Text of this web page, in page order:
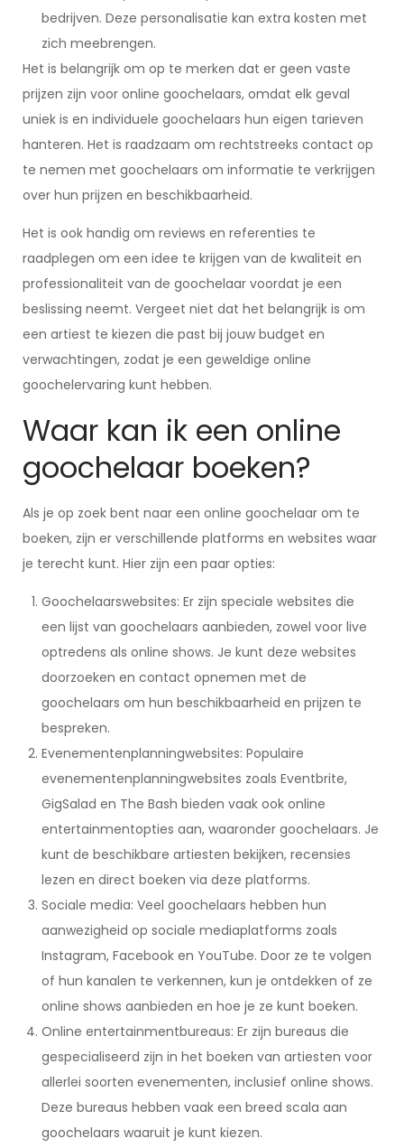
bedrijven. Deze personalisatie kan extra kosten met
zich meebrengen.
Het is belangrijk om op te merken dat er geen vaste
prijzen zijn voor online goochelaars, omdat elk geval
uniek is en individuele goochelaars hun eigen tarieven
hanteren. Het is raadzaam om rechtstreeks contact op
te nemen met goochelaars om informatie te verkrijgen
over hun prijzen en beschikbaarheid.
Het is ook handig om reviews en referenties te
raadplegen om een idee te krijgen van de kwaliteit en
professionaliteit van de goochelaar voordat je een
beslissing neemt. Vergeet niet dat het belangrijk is om
een artiest te kiezen die past bij jouw budget en
verwachtingen, zodat je een geweldige online
goochelervaring kunt hebben.
Waar kan ik een online
goochelaar boeken?
Als je op zoek bent naar een online goochelaar om te
boeken, zijn er verschillende platforms en websites waar
je terecht kunt. Hier zijn een paar opties:
Goochelaarswebsites: Er zijn speciale websites die
een lijst van goochelaars aanbieden, zowel voor live
optredens als online shows. Je kunt deze websites
doorzoeken en contact opnemen met de
goochelaars om hun beschikbaarheid en prijzen te
bespreken.
Evenementenplanningwebsites: Populaire
evenementenplanningwebsites zoals Eventbrite,
GigSalad en The Bash bieden vaak ook online
entertainmentopties aan, waaronder goochelaars. Je
kunt de beschikbare artiesten bekijken, recensies
lezen en direct boeken via deze platforms.
Sociale media: Veel goochelaars hebben hun
aanwezigheid op sociale mediaplatforms zoals
Instagram, Facebook en YouTube. Door ze te volgen
of hun kanalen te verkennen, kun je ontdekken of ze
online shows aanbieden en hoe je ze kunt boeken.
Online entertainmentbureaus: Er zijn bureaus die
gespecialiseerd zijn in het boeken van artiesten voor
allerlei soorten evenementen, inclusief online shows.
Deze bureaus hebben vaak een breed scala aan
goochelaars waaruit je kunt kiezen.